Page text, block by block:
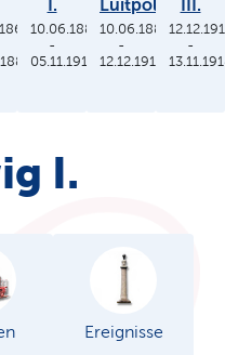
I.
10.06.1886
-
05.11.1913
Luitpold
10.06.1886
-
12.12.1912
III.
-
I.
Ereignisse